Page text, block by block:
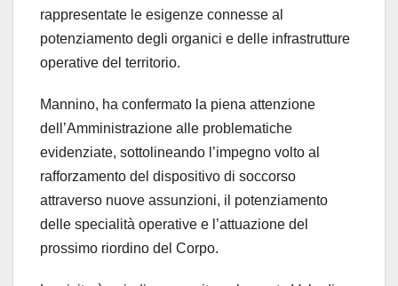
rappresentate le esigenze connesse al
potenziamento degli organici e delle infrastrutture
operative del territorio.
Mannino, ha confermato la piena attenzione
dell’Amministrazione alle problematiche
evidenziate, sottolineando l’impegno volto al
rafforzamento del dispositivo di soccorso
attraverso nuove assunzioni, il potenziamento
delle specialità operative e l’attuazione del
prossimo riordino del Corpo.